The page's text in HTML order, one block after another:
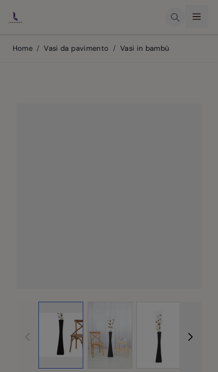
Home / Vasi da pavimento / Vasi in bambù
View larger image